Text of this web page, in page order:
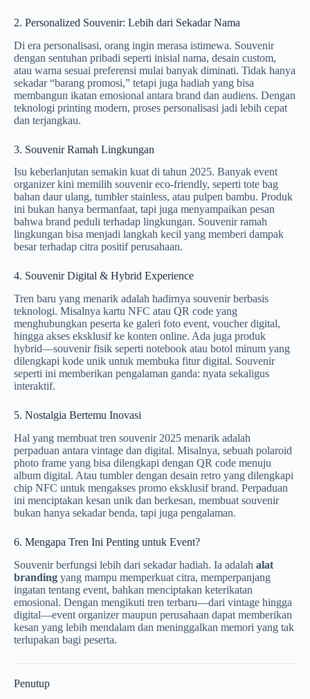
2. Personalized Souvenir: Lebih dari Sekadar Nama
Di era personalisasi, orang ingin merasa istimewa. Souvenir
dengan sentuhan pribadi seperti inisial nama, desain custom,
atau warna sesuai preferensi mulai banyak diminati. Tidak hanya
sekadar “barang promosi,” tetapi juga hadiah yang bisa
membangun ikatan emosional antara brand dan audiens. Dengan
teknologi printing modern, proses personalisasi jadi lebih cepat
dan terjangkau.
3. Souvenir Ramah Lingkungan
Isu keberlanjutan semakin kuat di tahun 2025. Banyak event
organizer kini memilih souvenir eco-friendly, seperti tote bag
bahan daur ulang, tumbler stainless, atau pulpen bambu. Produk
ini bukan hanya bermanfaat, tapi juga menyampaikan pesan
bahwa brand peduli terhadap lingkungan. Souvenir ramah
lingkungan bisa menjadi langkah kecil yang memberi dampak
besar terhadap citra positif perusahaan.
4. Souvenir Digital & Hybrid Experience
Tren baru yang menarik adalah hadirnya souvenir berbasis
teknologi. Misalnya kartu NFC atau QR code yang
menghubungkan peserta ke galeri foto event, voucher digital,
hingga akses eksklusif ke konten online. Ada juga produk
hybrid—souvenir fisik seperti notebook atau botol minum yang
dilengkapi kode unik untuk membuka fitur digital. Souvenir
seperti ini memberikan pengalaman ganda: nyata sekaligus
interaktif.
5. Nostalgia Bertemu Inovasi
Hal yang membuat tren souvenir 2025 menarik adalah
perpaduan antara vintage dan digital. Misalnya, sebuah polaroid
photo frame yang bisa dilengkapi dengan QR code menuju
album digital. Atau tumbler dengan desain retro yang dilengkapi
chip NFC untuk mengakses promo eksklusif brand. Perpaduan
ini menciptakan kesan unik dan berkesan, membuat souvenir
bukan hanya sekadar benda, tapi juga pengalaman.
6. Mengapa Tren Ini Penting untuk Event?
Souvenir berfungsi lebih dari sekadar hadiah. Ia adalah alat
branding yang mampu memperkuat citra, memperpanjang
ingatan tentang event, bahkan menciptakan keterikatan
emosional. Dengan mengikuti tren terbaru—dari vintage hingga
digital—event organizer maupun perusahaan dapat memberikan
kesan yang lebih mendalam dan meninggalkan memori yang tak
terlupakan bagi peserta.
Penutup